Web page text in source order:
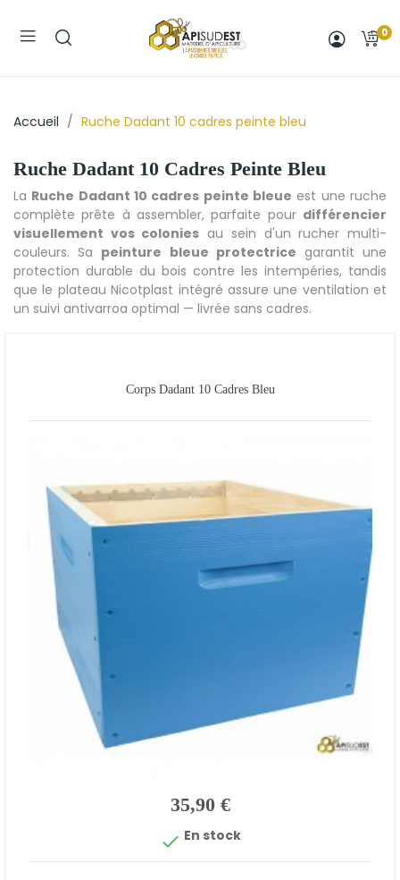
0
Accueil Ruche Dadant 10 cadres peinte bleu
Ruche Dadant 10 Cadres Peinte Bleu
La Ruche Dadant 10 cadres peinte bleue est une ruche
complète prête à assembler, parfaite pour différencier
visuellement vos colonies au sein d'un rucher multi-
couleurs. Sa peinture bleue protectrice garantit une
protection durable du bois contre les intempéries, tandis
que le plateau Nicotplast intégré assure une ventilation et
un suivi antivarroa optimal — livrée sans cadres.
Corps Dadant 10 Cadres Bleu
35,90 €
 En stock